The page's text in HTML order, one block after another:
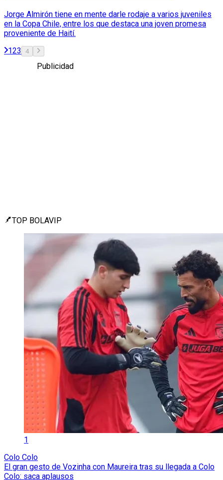
Jorge Almirón tiene en mente darle rodaje a varios juveniles
en la Copa Chile, entre los que destaca una joven promesa
proveniente de Haití.
123 4
Publicidad
TOP BOLAVIP
1
Colo Colo
El gran gesto de Vozinha con Maureira tras su llegada a Colo
Colo: saca aplausos